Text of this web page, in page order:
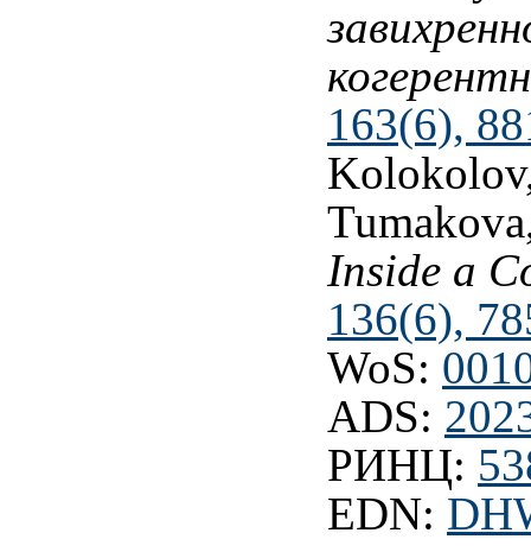
163(6),
Inside a
136(6),
WoS:
ADS:
РИНЦ:
EDN: